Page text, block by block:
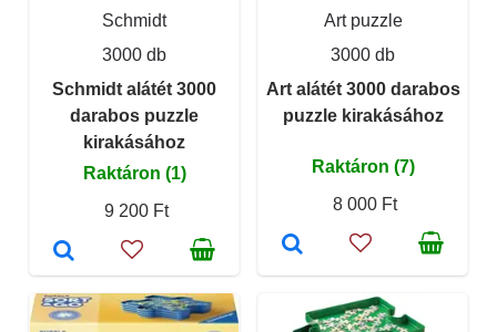
Schmidt
3000 db
Schmidt alátét 3000
darabos puzzle
kirakásához
Raktáron (1)
9 200 Ft
Art puzzle
3000 db
Art alátét 3000 darabos
puzzle kirakásához
Raktáron (7)
8 000 Ft